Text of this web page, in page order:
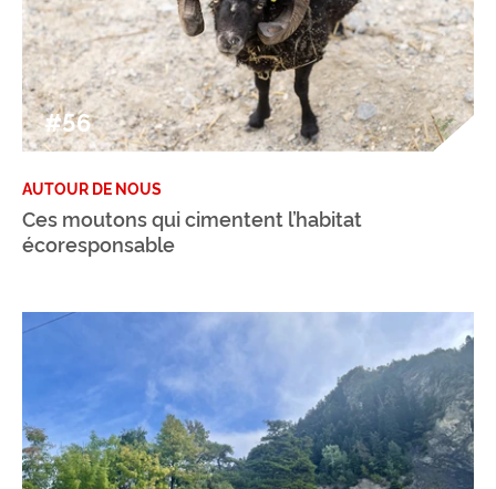
#56
AUTOUR DE NOUS
Ces moutons qui cimentent l’habitat
écoresponsable